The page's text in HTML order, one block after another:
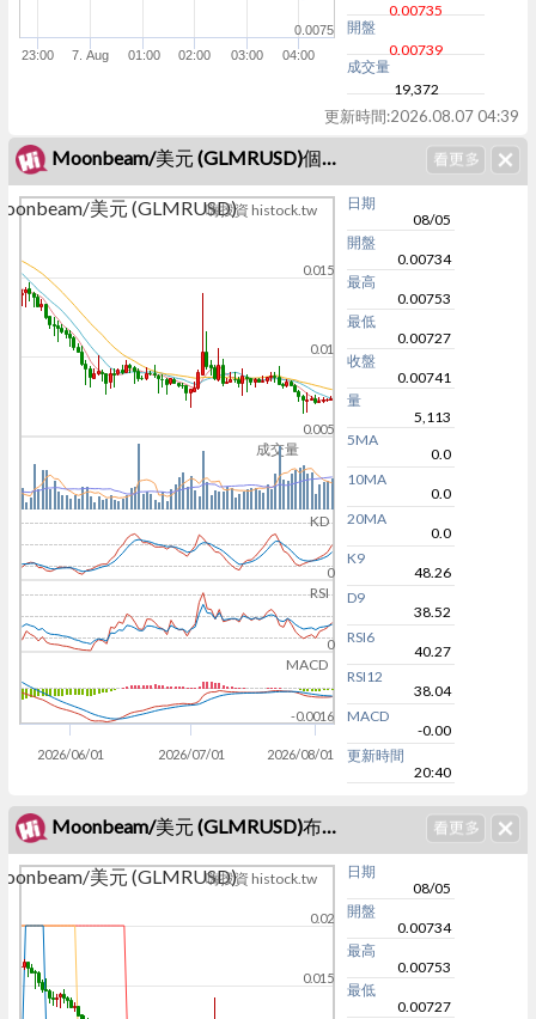
23:00 7. Aug 01:00 02:00 03:00 04:00
0.0075
0.00735
開盤
0.00739
成交量
19,372
更新時間:2026.08.07 04:39
Moonbeam/美元 (GLMRUSD)個股K線
成交量
KD
RSI
MACD
美元 (GLMRUSD)嗨投資 histock.tw
2026/06/01 2026/07/01 2026/08/01
0.005
0.01
0.015
0
0
-0.0016
日期
08/05
開盤
0.00734
最高
0.00753
最低
0.00727
收盤
0.00741
量
5,113
5MA
0.0
10MA
0.0
20MA
0.0
K9
48.26
D9
38.52
RSI6
40.27
RSI12
38.04
MACD
-0.00
更新時間
20:40
Moonbeam/美元 (GLMRUSD)布林通道
美元 (GLMRUSD)嗨投資 histock.tw
0.015
0.02
日期
08/05
開盤
0.00734
最高
0.00753
最低
0.00727